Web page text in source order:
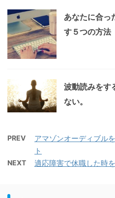
あなたに合っ
す５つの方法
波動読みをす
ない。
PREV
アマゾンオーディブル
ト
NEXT 適応障害で休職した時